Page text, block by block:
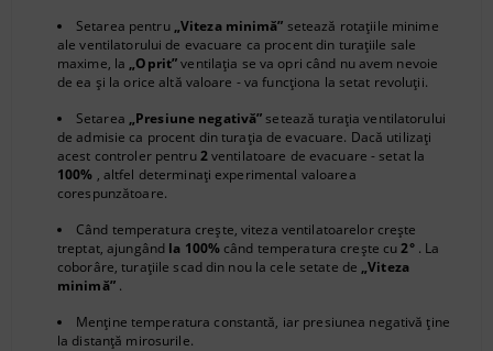
Setarea pentru „Viteza minimă” setează rotațiile minime
ale ventilatorului de evacuare ca procent din turațiile sale
maxime, la „Oprit”ventilația se va opri când nu avem nevoie
de ea și la orice altă valoare - va funcționa la setat revoluții.
Setarea „Presiune negativă”setează turația ventilatorului
de admisie ca procent din turația de evacuare. Dacă utilizați
acest controler pentru2ventilatoare de evacuare - setat la
100% , altfel determinați experimental valoarea
corespunzătoare.
Când temperatura crește, viteza ventilatoarelor crește
treptat, ajungând la 100% când temperatura crește cu2°. La
coborâre, turațiile scad din nou la cele setate de „Viteza
minimă”.
Menține temperatura constantă, iar presiunea negativă ține
la distanță mirosurile.